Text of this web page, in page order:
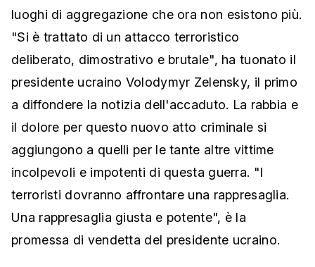
luoghi di aggregazione che ora non esistono più.
"Si è trattato di un attacco terroristico
deliberato, dimostrativo e brutale", ha tuonato il
presidente ucraino Volodymyr Zelensky, il primo
a diffondere la notizia dell'accaduto. La rabbia e
il dolore per questo nuovo atto criminale si
aggiungono a quelli per le tante altre vittime
incolpevoli e impotenti di questa guerra. "I
terroristi dovranno affrontare una rappresaglia.
Una rappresaglia giusta e potente", è la
promessa di vendetta del presidente ucraino.